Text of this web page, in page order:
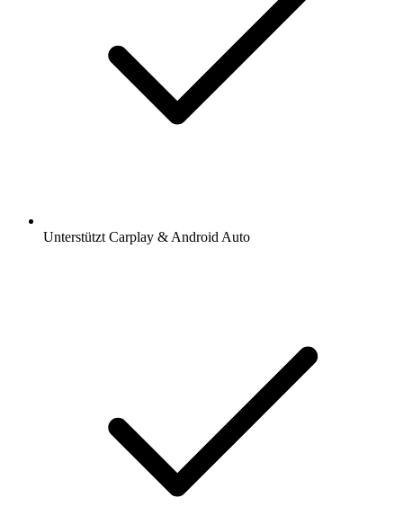
Unterstützt Carplay & Android Auto